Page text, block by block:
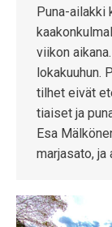
Puna-ailakki
viikon
lokakuuhun.
tilhet eivät
tiaiset ja
Esa
marjasato, ja